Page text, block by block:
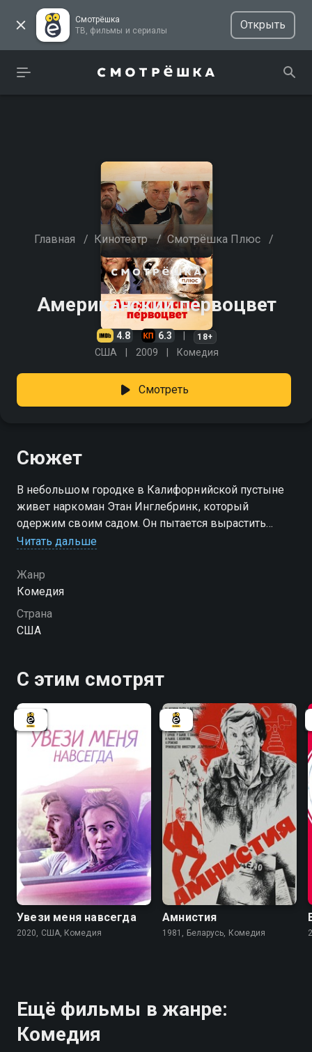
Смотрёшка
ТВ, фильмы и сериалы
Открыть
Главная / Кинотеатр / Смотрёшка Плюс /
Американский первоцвет
4.8 6.3 18+
США 2009 Комедия
Смотреть
Сюжет
В небольшом городке в Калифорнийской пустыне
живет наркоман Этан Инглебринк, который
одержим своим садом. Он пытается вырастить
редкий цветок - «американский первоцвет», но у
надо еще найти денег на наркотики. Тогда он
решается сыграть в покер с призовым фондом 10
000 и как всегда дело не обходится без женщины и
опасностей...
Читать дальше
Жанр
Комедия
Страна
США
С этим смотрят
Увези меня навсегда
2020, США, Комедия
6.6
Амнистия
1981, Беларусь, Комедия
Ещё фильмы в жанре:
Комедия